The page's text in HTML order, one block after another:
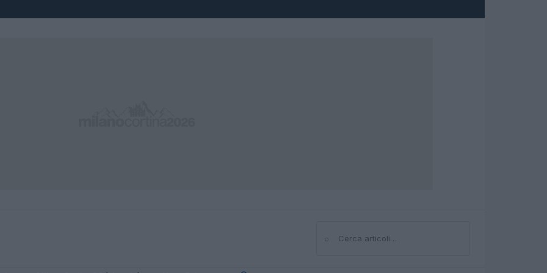
⌕Cerca